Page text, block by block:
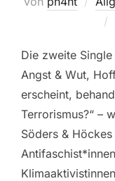
Die zweite
Angst & Wut,
erscheint,
Terrorismus?“ –
Söders &